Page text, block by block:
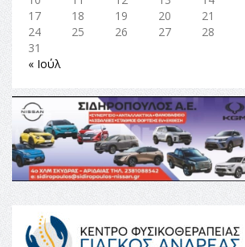
17
18 19 20 21
24
25 26 27 28
31
« Ιούλ